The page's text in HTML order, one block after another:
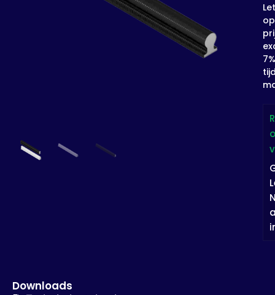
Let
7%
Downloads